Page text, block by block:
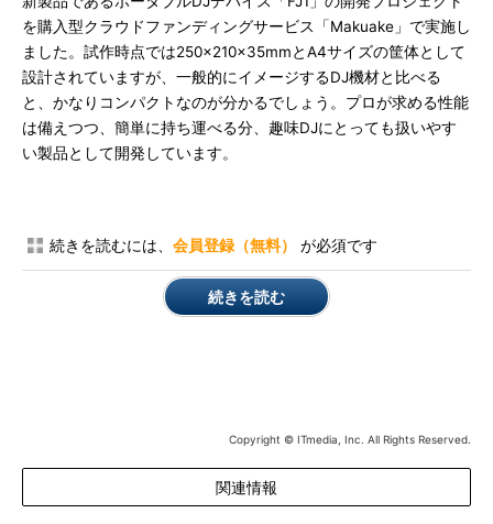
を購入型クラウドファンディングサービス「Makuake」で実施し
ました。試作時点では250×210×35mmとA4サイズの筐体として
設計されていますが、一般的にイメージするDJ機材と比べる
と、かなりコンパクトなのが分かるでしょう。プロが求める性能
は備えつつ、簡単に持ち運べる分、趣味DJにとっても扱いやす
い製品として開発しています。
続きを読むには、 会員登録（無料） が必須です
続きを読む
Copyright © ITmedia, Inc. All Rights Reserved.
関連情報